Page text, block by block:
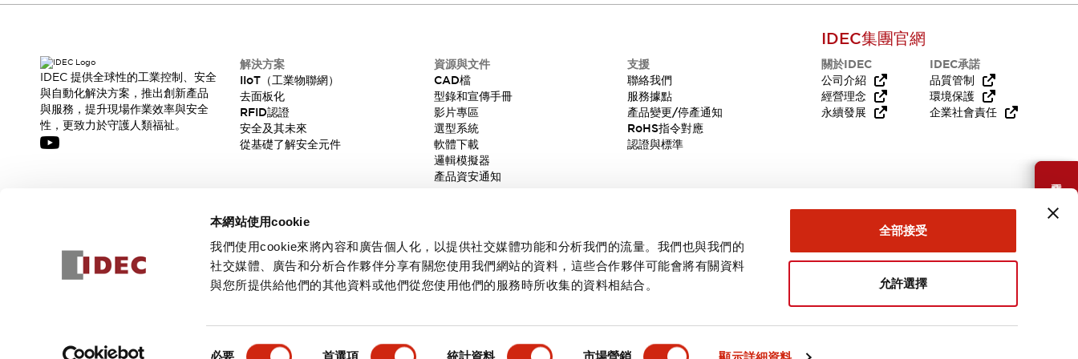
本網站使用cookie
我們使用cookie來將內容和廣告個人化，以提供社交媒體功能和分析我們的流量。我們也與我們的
社交媒體、廣告和分析合作夥伴分享有關您使用我們網站的資料，這些合作夥伴可能會將有關資料
與您所提供給他們的其他資料或他們從您使用他們的服務時所收集的資料相結合。
必要 首選項 統計資料 市場營銷
全部接受
允許選擇
需要幫助嗎？
IDEC 提供全球性的工業控制、安全
與自動化解決方案，推出創新產品
與服務，提升現場作業效率與安全
性，更致力於守護人類福祉。
解決方案
IIoT（工業物聯網）
去面板化
RFID認證
安全及其未來
從基礎了解安全元件
資源與文件
CAD檔
型錄和宣傳手冊
影片專區
選型系統
軟體下載
邏輯模擬器
產品資安通知
支援
聯絡我們
服務據點
產品變更/停產通知
RoHS指令對應
認證與標準
IDEC集團官網
關於IDEC
公司介紹
經營理念
永續發展
IDEC承諾
品質管制
環境保護
企業社會責任
訂閱
隱私權政策使用條款 台灣